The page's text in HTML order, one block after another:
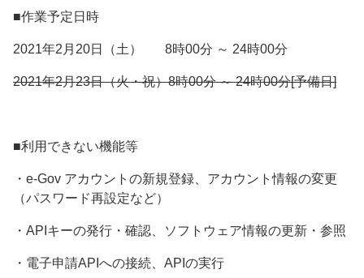
■作業予定日時
2021年2月20日（土） 8時00分 ～ 24時00分
2021年2月23日（火・祝）8時00分 ～ 24時00分[予備日]
■利用できない機能等
・e-Gov アカウントの新規登録、アカウント情報の変更
（パスワード再設定など）
・APIキーの発行・確認、ソフトウェア情報の更新・参照
・電子申請APIへの接続、APIの実行